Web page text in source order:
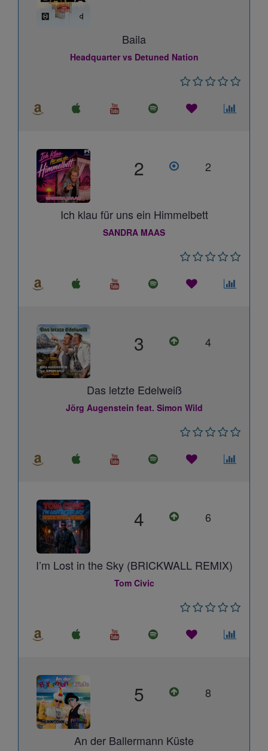
Baila
Headquarter vs Detuned Nation
2 2
Ich klau für uns ein Himmelbett
SANDRA MAAS
3 4
Das letzte Edelweiß
Jörg Augenstein feat. Simon Wild
4 6
I’m Lost in the Sky (BRICKWALL REMIX)
Tom Civic
5 8
An der Ballermann Küste